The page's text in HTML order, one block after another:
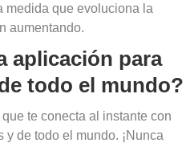
medida que evoluciona la
aumentando.
aplicación para
todo el mundo?
te conecta al instante con
de todo el mundo. ¡Nunca